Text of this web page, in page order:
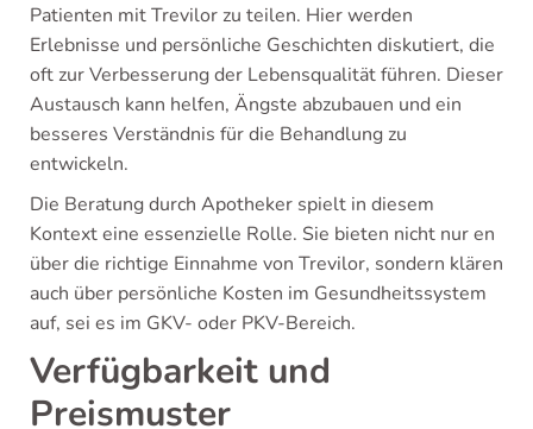
Patienten mit Trevilor zu teilen. Hier werden
Erlebnisse und persönliche Geschichten diskutiert, die
oft zur Verbesserung der Lebensqualität führen. Dieser
Austausch kann helfen, Ängste abzubauen und ein
besseres Verständnis für die Behandlung zu
entwickeln.
Die Beratung durch Apotheker spielt in diesem
Kontext eine essenzielle Rolle. Sie bieten nicht nur en
über die richtige Einnahme von Trevilor, sondern klären
auch über persönliche Kosten im Gesundheitssystem
auf, sei es im GKV- oder PKV-Bereich.
Verfügbarkeit und
Preismuster